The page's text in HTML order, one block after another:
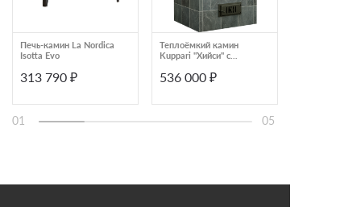
Печь-камин La Nordica
Isotta Evo
313 790 ₽
Теплоёмкий камин
Kuppari "Хийси" с
536 000 ₽
01 05